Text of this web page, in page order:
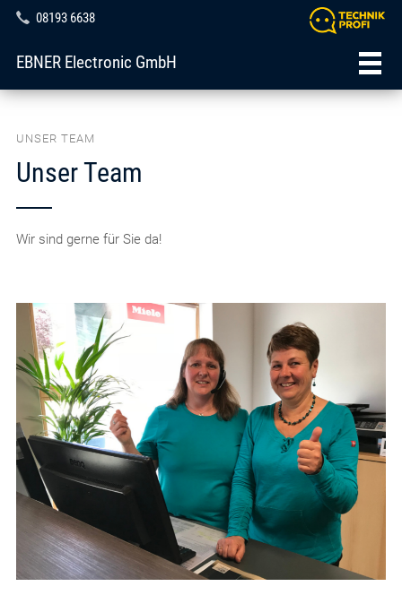
08193 6638
EBNER Electronic GmbH
UNSER TEAM
Unser Team
Wir sind gerne für Sie da!